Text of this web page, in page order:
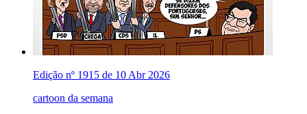
Edição nº 1915 de 10 Abr 2026
cartoon da semana